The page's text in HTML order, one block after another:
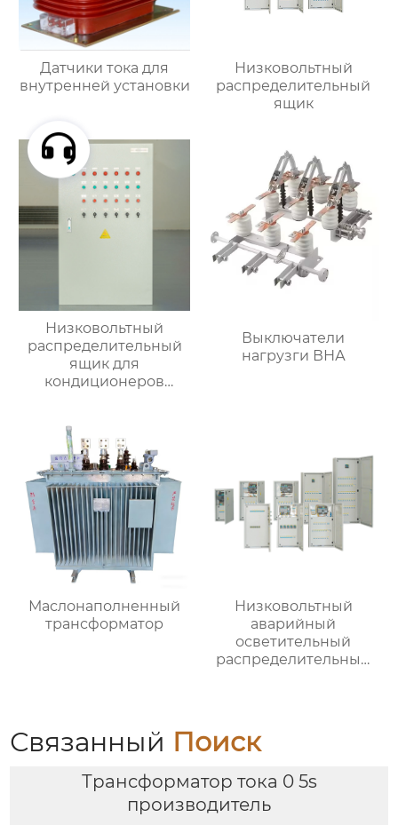
Датчики тока для
внутренней установки
Низковольтный
распределительный
ящик
Низковольтный
распределительный
ящик для
кондиционеров
Выключатели
нагрузги ВНА
Маслонаполненный
трансформатор
Низковольтный
аварийный
осветительный
распределительный
Связанный Поиск
Трансформатор тока 0 5s
производитель